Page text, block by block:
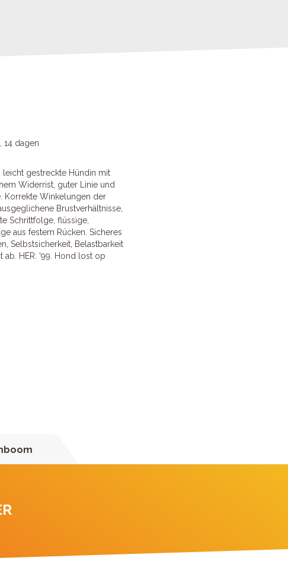
14 dagen
leicht gestreckte Hündin mit
Widerrist, guter Linie und
Korrekte Winkelungen der
Brustverhältnisse,
Schrittfolge, flüssige,
aus festem Rücken. Sicheres
Selbstsicherkeit, Belastbarkeit
ab. HER: '99. Hond lost op